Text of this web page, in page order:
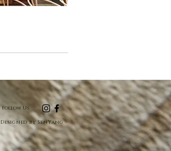
Follow Us
Designed by SenYang